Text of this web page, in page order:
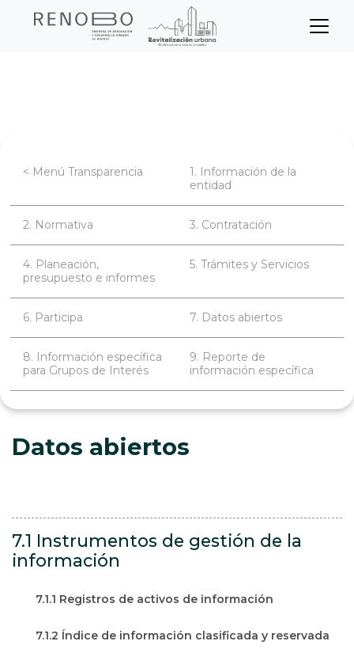
Sitio Web Empresa de
Transparencia
< Menú Transparencia
1. Información de la
entidad
2. Normativa 3. Contratación
4. Planeación,
presupuesto e informes
5. Trámites y Servicios
6. Participa 7. Datos abiertos
8. Información específica
para Grupos de Interés
9. Reporte de
información específica
Datos abiertos
7.1 Instrumentos de gestión de la
información
7.1.1 Registros de activos de información
7.1.2 Índice de información clasificada y reservada